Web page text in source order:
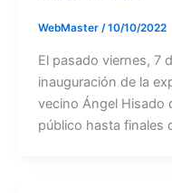
WebMaster /10/10/2022
El pasado viernes, 7
inauguración de la
vecino Ángel Hisado
público hasta finales